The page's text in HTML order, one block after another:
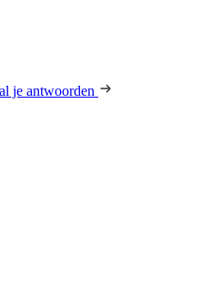
je antwoorden